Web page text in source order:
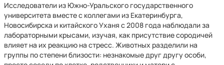
Исследователи из Южно-Уральского государственного
университета вместе с коллегами из Екатеринбурга,
Новосибирска и китайского Уханя с 2008 года наблюдали за
лабораторными крысами, изучая, как присутствие сородичей
влияет на их реакцию на стресс. Животных разделили на
группы по степени близости: незнакомые друг другу особи,